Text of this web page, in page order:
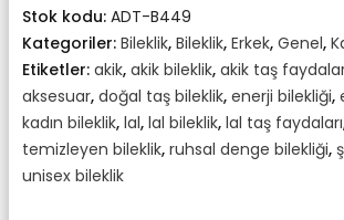
Stok kodu: ADT-B449
Kategoriler: Bileklik, Bileklik, Erkek, Genel,
Etiketler: akik, akik bileklik, akik taş
aksesuar, doğal taş bileklik, enerji bilekliği,
kadın bileklik, lal, lal bileklik, lal taş faydaları
temizleyen bileklik, ruhsal denge bilekliği,
unisex bileklik